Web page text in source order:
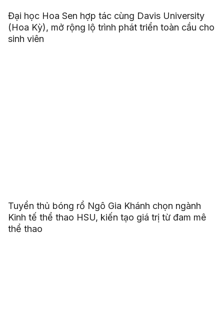
Đại học Hoa Sen hợp tác cùng Davis University
(Hoa Kỳ), mở rộng lộ trình phát triển toàn cầu cho
sinh viên
Tuyển thủ bóng rổ Ngô Gia Khánh chọn ngành
Kinh tế thể thao HSU, kiến tạo giá trị từ đam mê
thể thao